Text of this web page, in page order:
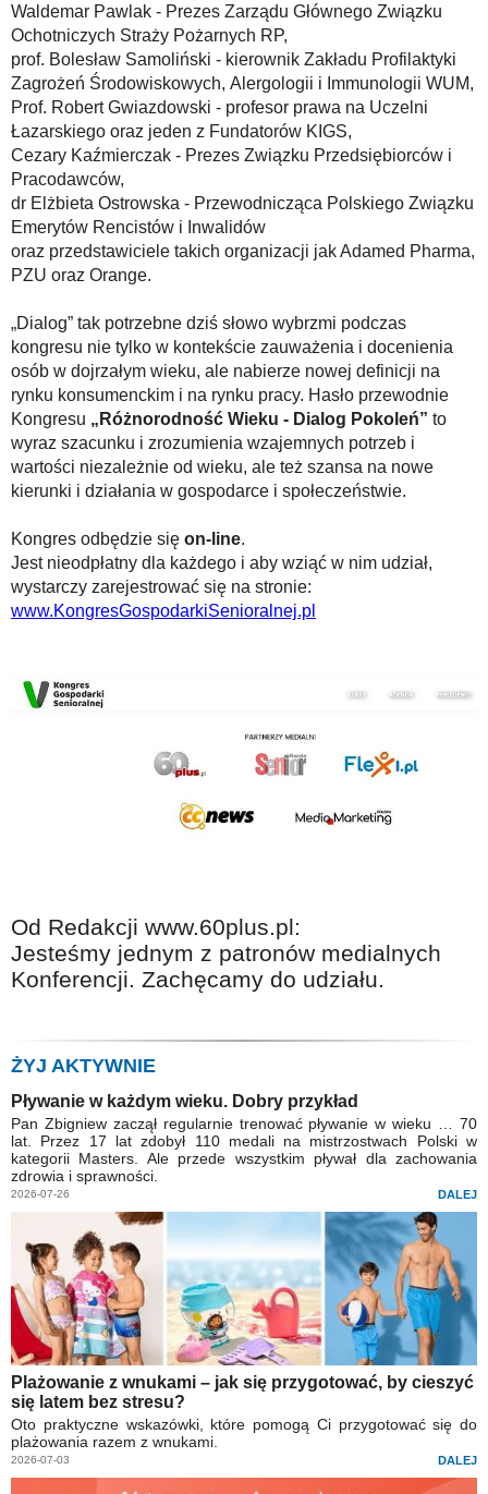
Waldemar Pawlak - Prezes Zarządu Głównego Związku
Ochotniczych Straży Pożarnych RP,
prof. Bolesław Samoliński - kierownik Zakładu Profilaktyki
Zagrożeń Środowiskowych, Alergologii i Immunologii WUM,
Prof. Robert Gwiazdowski - profesor prawa na Uczelni
Łazarskiego oraz jeden z Fundatorów KIGS,
Cezary Kaźmierczak - Prezes Związku Przedsiębiorców i
Pracodawców,
dr Elżbieta Ostrowska - Przewodnicząca Polskiego Związku
Emerytów Rencistów i Inwalidów
oraz przedstawiciele takich organizacji jak Adamed Pharma,
PZU oraz Orange.
„Dialog” tak potrzebne dziś słowo wybrzmi podczas
kongresu nie tylko w kontekście zauważenia i docenienia
osób w dojrzałym wieku, ale nabierze nowej definicji na
rynku konsumenckim i na rynku pracy. Hasło przewodnie
Kongresu „Różnorodność Wieku - Dialog Pokoleń” to
wyraz szacunku i zrozumienia wzajemnych potrzeb i
wartości niezależnie od wieku, ale też szansa na nowe
kierunki i działania w gospodarce i społeczeństwie.
Kongres odbędzie się on-line.
Jest nieodpłatny dla każdego i aby wziąć w nim udział,
wystarczy zarejestrować się na stronie:
www.KongresGospodarkiSenioralnej.pl
Od Redakcji www.60plus.pl:
Jesteśmy jednym z patronów medialnych
Konferencji. Zachęcamy do udziału.
ŻYJ AKTYWNIE
Pływanie w każdym wieku. Dobry przykład
Pan Zbigniew zaczął regularnie trenować pływanie w wieku … 70
lat. Przez 17 lat zdobył 110 medali na mistrzostwach Polski w
kategorii Masters. Ale przede wszystkim pływał dla zachowania
zdrowia i sprawności.
2026-07-26 DALEJ
Plażowanie z wnukami – jak się przygotować, by cieszyć
się latem bez stresu?
Oto praktyczne wskazówki, które pomogą Ci przygotować się do
plażowania razem z wnukami.
2026-07-03 DALEJ